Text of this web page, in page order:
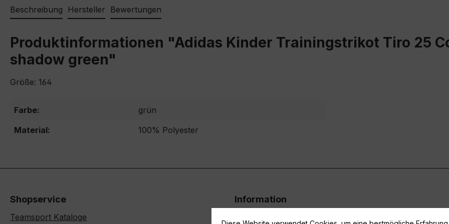
Beschreibung Hersteller Bewertungen
Produktinformationen "Adidas Kinder Trainingstrikot Tiro 25
shadow green"
Größe: 164
Farbe:
grün
Material:
100% Polyester
Shopservice
Teamsport Kataloge
Information